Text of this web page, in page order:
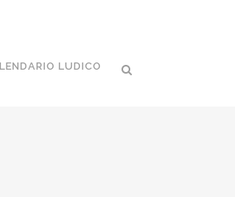
LUDICO